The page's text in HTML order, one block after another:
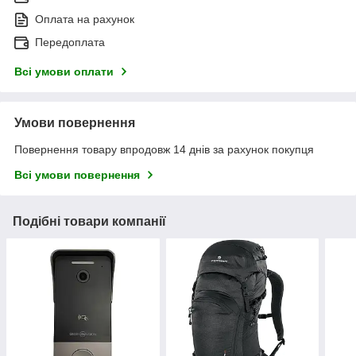
Оплата на рахунок
Передоплата
Всі умови оплати
Умови повернення
Повернення товару впродовж 14 днів за рахунок покупця
Всі умови повернення
Подібні товари компанії